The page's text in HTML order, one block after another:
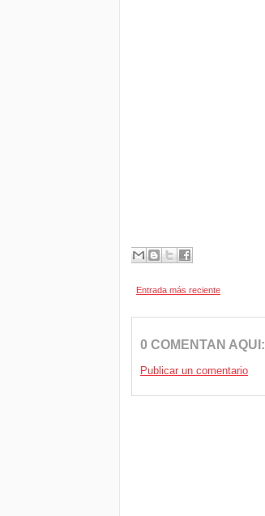
Entrada más reciente
0 COMENTAN AQUI:
Publicar un comentario